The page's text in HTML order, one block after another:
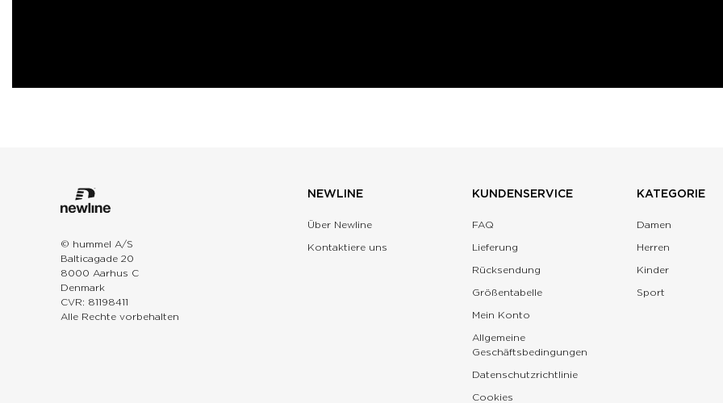
© hummel A/S
Balticagade 20
8000 Aarhus C
Denmark
CVR: 81198411
Alle Rechte vorbehalten
NEWLINE
Über Newline
Kontaktiere uns
KUNDENSERVICE
FAQ
Lieferung
Rücksendung
Größentabelle
Mein Konto
Allgemeine
Geschäftsbedingungen
Datenschutzrichtlinie
Cookies
KATEGORIE
Damen
Herren
Kinder
Sport